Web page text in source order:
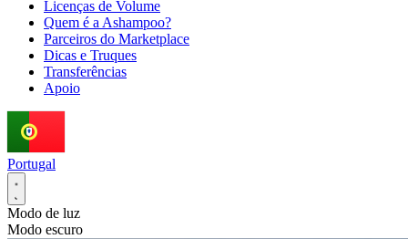
Licenças de Volume
Quem é a Ashampoo?
Parceiros do Marketplace
Dicas e Truques
Transferências
Apoio
Portugal
Modo de luz
Modo escuro